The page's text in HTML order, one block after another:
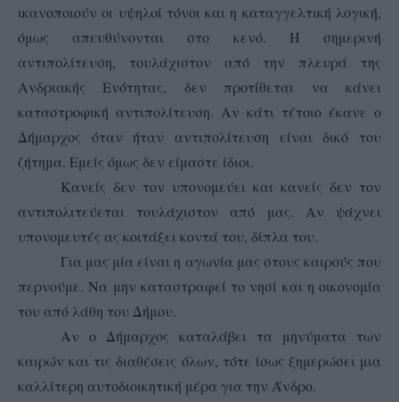
ικανοποιούν οι υψηλοί τόνοι και η καταγγελτική λογική,
όμως απευθύνονται στο κενό. Η σημερινή
αντιπολίτευση, τουλάχιστον από την πλευρά της
Ανδριακής Ενότητας, δεν προτίθεται να κάνει
καταστροφική αντιπολίτευση. Αν κάτι τέτοιο έκανε ο
Δήμαρχος όταν ήταν αντιπολίτευση είναι δικό του
ζήτημα. Εμείς όμως δεν είμαστε ίδιοι.
Κανείς δεν τον υπονομεύει και κανείς δεν τον
αντιπολιτεύεται τουλάχιστον από μας. Αν ψάχνει
υπονομευτές ας κοιτάξει κοντά του, δίπλα του.
Για μας μία είναι η αγωνία μας στους καιρούς που
περνούμε. Να μην καταστραφεί το νησί και η οικονομία
του από λάθη του Δήμου.
Αν ο Δήμαρχος καταλάβει τα μηνύματα των
καιρών και τις διαθέσεις όλων, τότε ίσως ξημερώσει μια
καλλίτερη αυτοδιοικητική μέρα για την Άνδρο.